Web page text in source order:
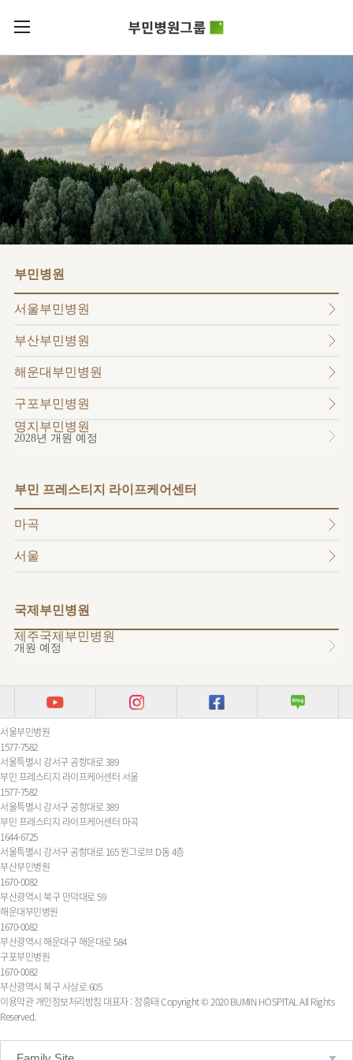
로그인
회원가입
부민병원그룹소개
비전과
부민스토리
이사장소개
HI
HSS
글로벌
얼라이언스
연혁
조직도
오시는길
의료진
외래진료
부민병원그룹소식
사회공헌
후원안내
언론보도
건강토크
입찰공고
부민병원
40주년
역사관
병원/
센터
서울부민병원
부산부민병원
해운대부민병원
프레스티지
라이프케어센터
KOR
ENG
RUS
부민병원
서울부민병원
부산부민병원
해운대부민병원
구포부민병원
명지부민병원
2028년 개원 예정
부민 프레스티지 라이프케어센터
마곡
서울
국제부민병원
제주국제부민병원
개원 예정
서울부민병원
1577-7582
서울특별시 강서구 공항대로 389
부민 프레스티지 라이프케어센터 서울
1577-7582
서울특별시 강서구 공항대로 389
부민 프레스티지 라이프케어센터 마곡
1644-6725
서울특별시 강서구 공항대로 165 원그로브 D동 4층
부산부민병원
1670-0082
부산광역시 북구 만덕대로 59
해운대부민병원
1670-0082
부산광역시 해운대구 해운대로 584
구포부민병원
1670-0082
부산광역시 북구 사상로 605
이용약관 개인정보처리방침 대표자 : 정흥태Copyright © 2020 BUMIN HOSPITAL All Rights
Reserved.